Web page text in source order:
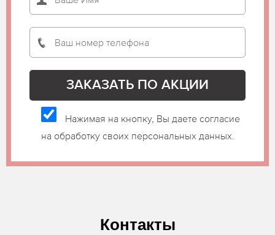
Нажимая на кнопку, Вы даете согласие
на обработку своих персональных данных.
Контакты